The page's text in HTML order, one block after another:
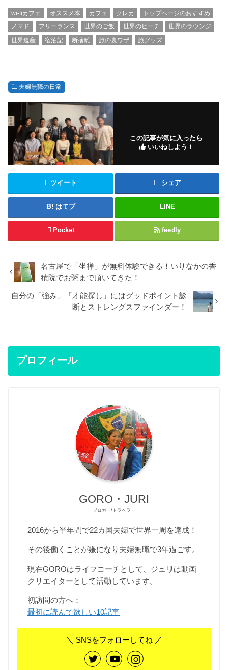
wi-fiカフェ オススメ本 カフェ クレカ
トップページのおすすめ
ノマド
フリーランス 世界のご飯 世界のビーチ
世界のラウンジ
世界遺産
宿泊記 断捨離 旅の裏ワザ 旅グッズ
夫婦無職の日常
この記事が気に入ったら
いいねしよう！
ツイート シェア
はてブ LINE
Pocket feedly
名古屋で「坐禅」が無料体験できる！いりなかの香
積院でお粥まで頂いてきた！
自分の「強み」「才能探し」にはグッドポイント診
断とストレングスファインダー！
プロフィール
GORO・JURI
ブロガー/トラベラー
2016から半年間で22カ国夫婦で世界一周を達成！
その後働くことが嫌になり夫婦無職で3年過ごす。
現在GOROはライフコーチとして、ジュリは動画
クリエイターとして活動しています。
初訪問の方へ：
最初に読んで欲しい10記事
＼ SNSをフォローしてね ／